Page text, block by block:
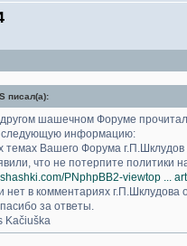
писал(а):
другом шашечном Форуме
следующую информацию:
темах Вашего Форума
что не потерпите политики
PNphpBB2-viewtop ...
нет в комментариях
за ответы.
Kačiuška